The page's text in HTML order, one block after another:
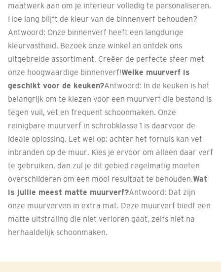
maatwerk aan om je interieur volledig te personaliseren.
Hoe lang blijft de kleur van de binnenverf behouden?
Antwoord: Onze binnenverf heeft een langdurige
kleurvastheid. Bezoek onze winkel en ontdek ons
uitgebreide assortiment. Creëer de perfecte sfeer met
onze hoogwaardige binnenverf!Welke muurverf is
geschikt voor de keuken?Antwoord: In de keuken is het
belangrijk om te kiezen voor een muurverf die bestand is
tegen vuil, vet en frequent schoonmaken. Onze
reinigbare muurverf in schrobklasse 1 is daarvoor de
ideale oplossing. Let wel op: achter het fornuis kan vet
inbranden op de muur. Kies je ervoor om alleen daar verf
te gebruiken, dan zul je dit gebied regelmatig moeten
overschilderen om een mooi resultaat te behouden.Wat
is jullie meest matte muurverf?Antwoord: Dat zijn
onze muurverven in extra mat. Deze muurverf biedt een
matte uitstraling die niet verloren gaat, zelfs niet na
herhaaldelijk schoonmaken.